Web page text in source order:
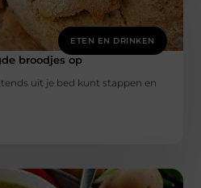
ETEN EN DRINKEN
broodjes op
uit je bed kunt stappen en